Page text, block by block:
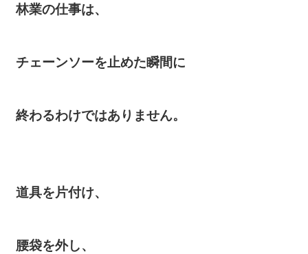
林業の仕事は、
チェーンソーを止めた瞬間に
終わるわけではありません。
道具を片付け、
腰袋を外し、